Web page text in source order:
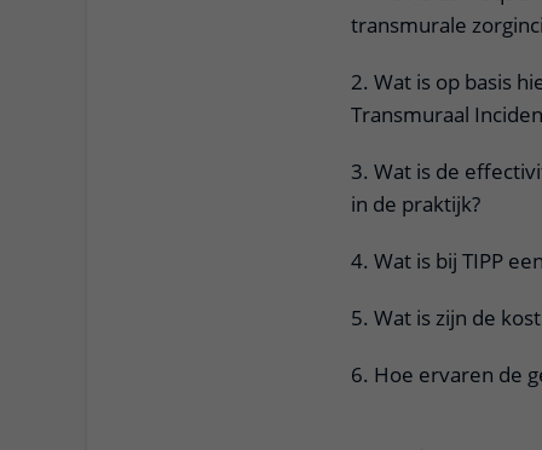
transmurale
2. Wat is op basis
Transmuraal
3. Wat is de
in de praktijk?
4. Wat is bij TIPP
5. Wat is zijn de
6. Hoe ervaren de